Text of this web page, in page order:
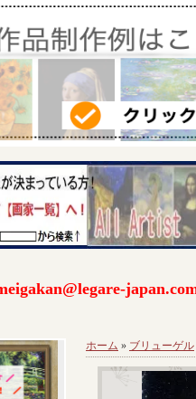
ホーム » ブリューゲル